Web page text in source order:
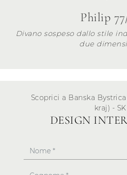
Philip
Divano sospeso dallo stile
due
Scoprici a Banska
kraj) - SK
DESIGN